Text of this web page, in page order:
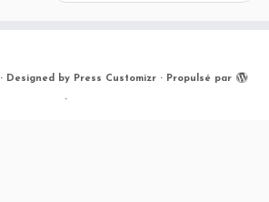
· Designed by Press Customizr · Propulsé par
·